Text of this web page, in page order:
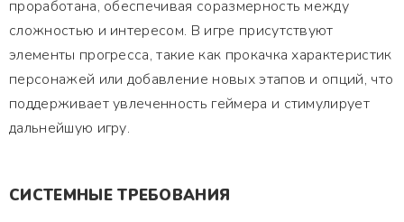
проработана, обеспечивая соразмерность между
сложностью и интересом. В игре присутствуют
элементы прогресса, такие как прокачка характеристик
персонажей или добавление новых этапов и опций, что
поддерживает увлеченность геймера и стимулирует
дальнейшую игру.
СИСТЕМНЫЕ ТРЕБОВАНИЯ